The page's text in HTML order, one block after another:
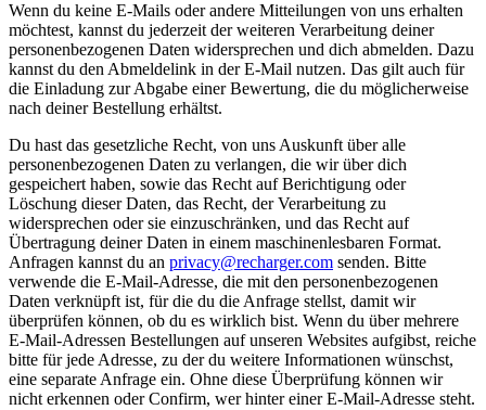
Wenn du keine E-Mails oder andere Mitteilungen von uns erhalten
möchtest, kannst du jederzeit der weiteren Verarbeitung deiner
personenbezogenen Daten widersprechen und dich abmelden. Dazu
kannst du den Abmeldelink in der E-Mail nutzen. Das gilt auch für
die Einladung zur Abgabe einer Bewertung, die du möglicherweise
nach deiner Bestellung erhältst.
Du hast das gesetzliche Recht, von uns Auskunft über alle
personenbezogenen Daten zu verlangen, die wir über dich
gespeichert haben, sowie das Recht auf Berichtigung oder
Löschung dieser Daten, das Recht, der Verarbeitung zu
widersprechen oder sie einzuschränken, und das Recht auf
Übertragung deiner Daten in einem maschinenlesbaren Format.
Anfragen kannst du an privacy@recharger.com senden. Bitte
verwende die E-Mail-Adresse, die mit den personenbezogenen
Daten verknüpft ist, für die du die Anfrage stellst, damit wir
überprüfen können, ob du es wirklich bist. Wenn du über mehrere
E-Mail-Adressen Bestellungen auf unseren Websites aufgibst, reiche
bitte für jede Adresse, zu der du weitere Informationen wünschst,
eine separate Anfrage ein. Ohne diese Überprüfung können wir
nicht erkennen oder Confirm, wer hinter einer E-Mail-Adresse steht.